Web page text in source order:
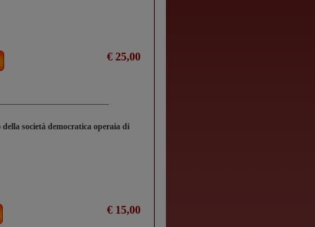
€ 25,00
della società democratica operaia di
€ 15,00